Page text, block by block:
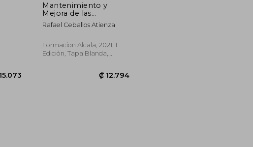
Mantenimiento y
Mejora de las
Actividades Diarias de
Personas
Rafael Ceballos Atienza
Formacion Alcala, 2021, 1
Edición, Tapa Blanda,